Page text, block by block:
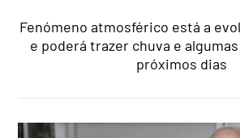
Fenómeno atmosférico está a
e poderá trazer chuva e
próximos dias